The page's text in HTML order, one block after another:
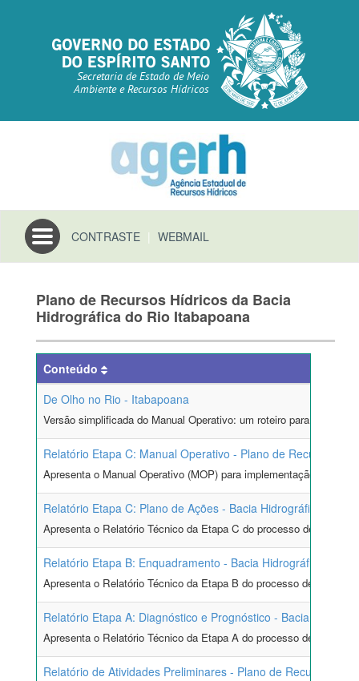
Secretaria de Estado de Meio
Ambiente e Recursos Hídricos
Toggle
navigation
CONTRASTE | WEBMAIL
Plano de Recursos Hídricos da Bacia
Hidrográfica do Rio Itabapoana
Conteúdo
De Olho no Rio - Itabapoana
Versão simplificada do Manual Operativo: um roteiro para que os
Relatório Etapa C: Manual Operativo - Plano de Recursos
Apresenta o Manual Operativo (MOP) para implementação das
Relatório Etapa C: Plano de Ações - Bacia Hidrográfica do
Apresenta o Relatório Técnico da Etapa C do processo de
Relatório Etapa B: Enquadramento - Bacia Hidrográfica do
Apresenta o Relatório Técnico da Etapa B do processo de
Relatório Etapa A: Diagnóstico e Prognóstico - Bacia
Apresenta o Relatório Técnico da Etapa A do processo de
Relatório de Atividades Preliminares - Plano de Recursos